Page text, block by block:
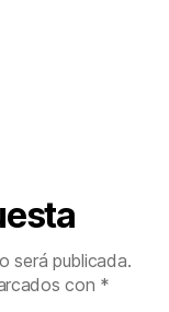
será publicada.
con *